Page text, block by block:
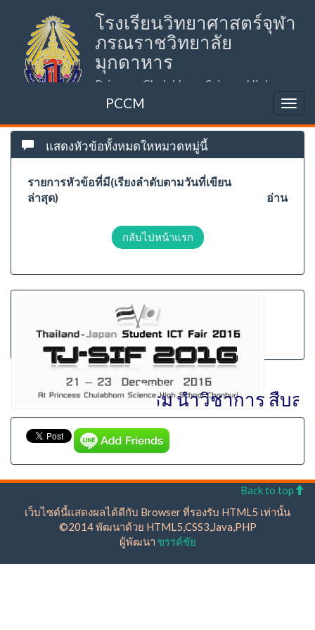
โรงเรียนวิทยาศาสตร์จุฬา
ภรณราชวิทยาลัย
มุกดาหาร
Princess Chulabhorn Science High
School Mukdahan (PCSHSM)
PCCM
แสดงหัวข้อทั้งหมดใหหมวดหมู่นี้
รายการหัวข้อที่มี(เรียงลำดับตามวันที่เขียน
ล่าสุด)
อ่าน
กลับไปหน้าแรก
ษ์ศักดิ์ศรี มีคุณธรรม นำวิชาการ สืบส
Back to top
เว็บไซต์นี้แสดงผลได้ดีกับ Browser ที่รองรับ HTML5 เท่านั้น
©2014 พัฒนาด้วย HTML5,CSS3,Java,PHP
ผู้พัฒนา ขรรค์ชัย